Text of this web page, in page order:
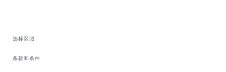
选择区域
条款和条件